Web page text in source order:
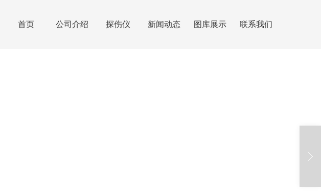
首页 公司介绍 探伤仪 新闻动态 图库展示 联系我们